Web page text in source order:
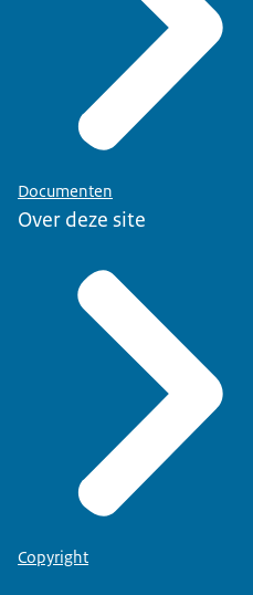
Documenten
Over deze site
Copyright